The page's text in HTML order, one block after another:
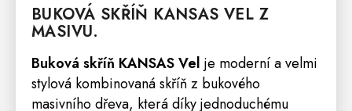
BUKOVÁ SKŘÍŇ KANSAS VEL Z
MASIVU.
Buková skříň KANSAS Vel je moderní a velmi
stylová kombinovaná skříň z bukového
masivního dřeva, která díky jednoduchému